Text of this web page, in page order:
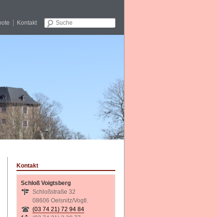
Zum Inhalt wechseln
Kontakt
Kontakt
Schloß Voigtsberg
Schloßstraße 32
08606 Oelsnitz/Vogtl.
(03 74 21) 72 94 84